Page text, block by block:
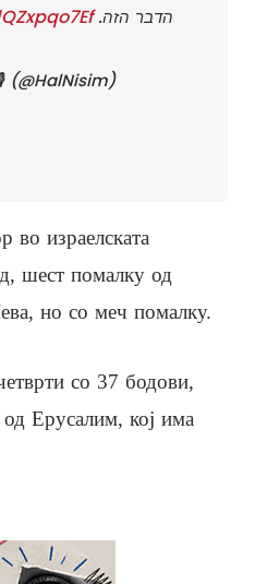
הדבר הזה.
во израелската
шест помалку од
но со меч помалку.
со 37 бодови,
Ерусалим, кој има